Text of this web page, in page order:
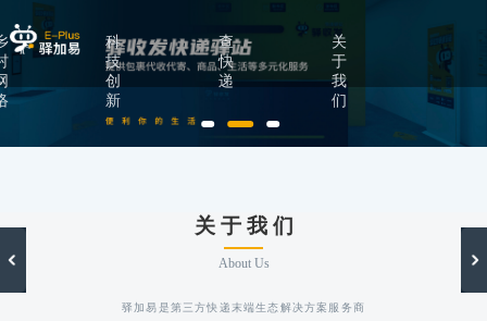
科
技
创
新
查
快
递
关
于
我
们
关 于 我 们
About Us
驿加易是第三方快递末端生态解决方案服务商